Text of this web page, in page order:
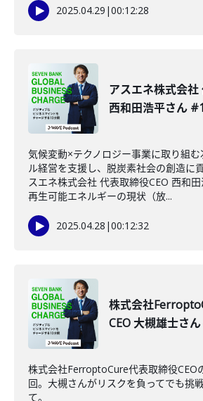
2025.04.29 |00:12:28
アスエネ株式会社
西和田浩平さん #1
気候変動×テクノロジー事業に取り組
ル経営を支援し、脱炭素社会の創造に
スエネ株式会社 代表取締役CEO 西和田
再生可能エネルギーの現状（放...
2025.04.28 |00:12:32
株式会社
CEO 大槻雄士さ
株式会社FerroptoCure代表取締役CEO
回。大槻さんがリスクを負ってでも挑
て。